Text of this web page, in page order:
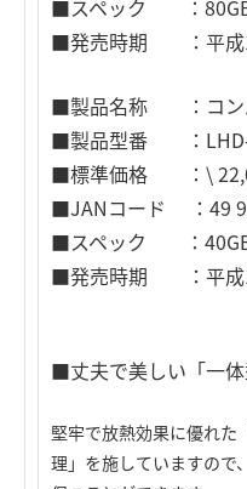
■スペック ：
■発売時期 ：平成
■製品名称 ：コンパ
■製品型番 ：LHD-
■標準価格 ：\
■JANコード ：49
■スペック ：
■発売時期 ：平成
■丈夫で美しい「一体
堅牢で放熱効果に優れた
理」を施していますので